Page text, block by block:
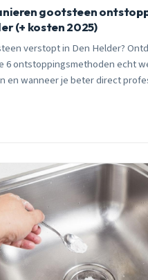
gootsteen
(+ kosten 2025)
verstopt in Den Helder?
6 ontstoppingsmethoden echt
en wanneer je beter direct